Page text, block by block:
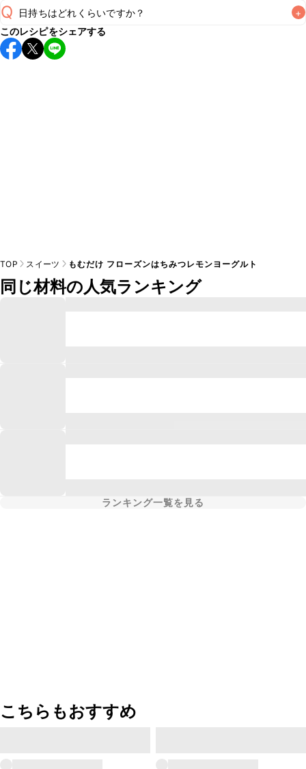
Q 日持ちはどれくらいですか？ +
保存期間は冷凍で1週間が目安です。なるべくお早めにお召し
上がりください。
このレシピをシェアする
TOP スイーツ もむだけ フローズンはちみつレモンヨーグルト
同じ材料の人気ランキング
ランキング一覧を見る
こちらもおすすめ